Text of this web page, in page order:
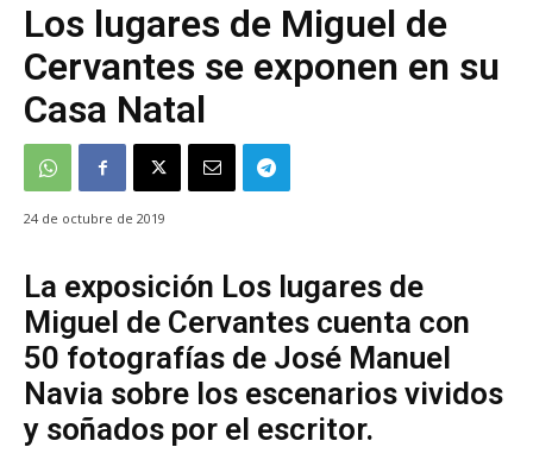
Los lugares de Miguel de
Cervantes se exponen en su
Casa Natal
24 de octubre de 2019
La exposición Los lugares de
Miguel de Cervantes cuenta con
50 fotografías de José Manuel
Navia sobre los escenarios vividos
y soñados por el escritor.